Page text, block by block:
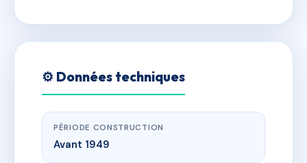
⚙️ Données techniques
PÉRIODE CONSTRUCTION
Avant 1949